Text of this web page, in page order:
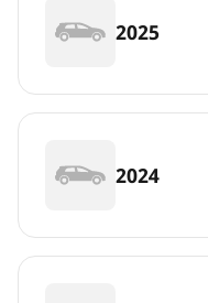
2025
2024